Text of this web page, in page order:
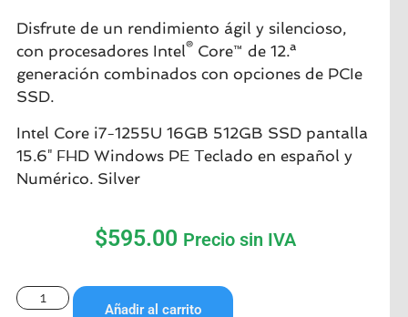
Disfrute de un rendimiento ágil y silencioso,
con procesadores Intel® Core™ de 12.ª
generación combinados con opciones de PCIe
SSD.
Intel Core i7-1255U 16GB 512GB SSD pantalla
15.6″ FHD Windows PE Teclado en español y
Numérico. Silver
$595.00 Precio sin IVA
Añadir al carrito